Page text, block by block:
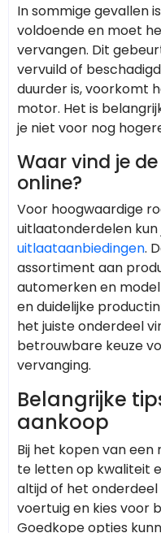
In sommige gevallen
voldoende en moet
vervangen. Dit
vervuild of
duurder is, voorkomt
motor. Het is
je niet voor nog
Waar vind je
online?
Voor hoogwaardige
uitlaatonderdelen
uitlaataanbiedingen.
assortiment aan
automerken en
en duidelijke
het juiste onderdeel
betrouwbare keuze
vervanging.
Belangrijke
aankoop
Bij het kopen van
te letten op kwaliteit
altijd of het
voertuig en kies voor
Goedkope opties